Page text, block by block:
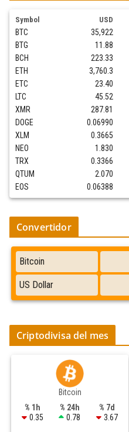
Symbol USD
BTC 35,922
BTG
11.88
BCH
223.33
ETH
3,760.3
ETC
23.40
LTC
45.52
XMR
287.81
DOGE
0.06990
XLM
0.3665
NEO
1.830
TRX
0.3366
QTUM
2.070
EOS
0.06388
Convertidor
Criptodivisa del mes
Bitcoin
% 1h
0.35
% 24h
0.78
% 7d
3.67